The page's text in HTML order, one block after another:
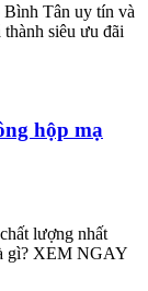
Tân uy tín và
siêu ưu đãi
hộp mạ
lượng nhất
gì? XEM NGAY